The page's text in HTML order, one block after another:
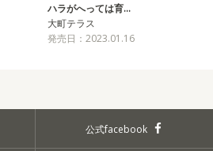
ハラがへっては育…
大町テラス
発売日：2023.01.16
公式facebook